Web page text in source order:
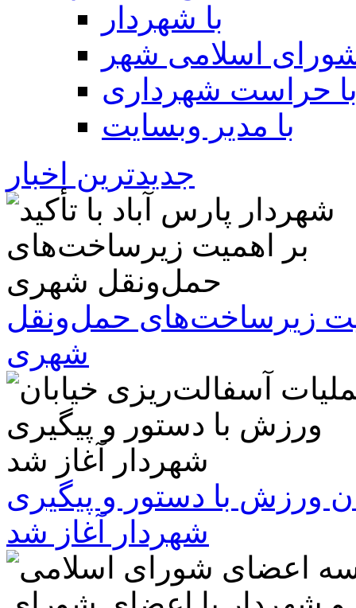
با شهردار
اسلامی شهر
حراست شهرداری
با مدیر وبسایت
جدیدترین اخبار
زیرساخت‌های حمل‌ونقل
شهری
ورزش با دستور و پیگیری
شهردار آغاز شد